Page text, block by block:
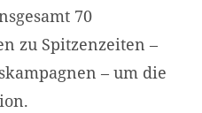
70
zu Spitzenzeiten –
– um die